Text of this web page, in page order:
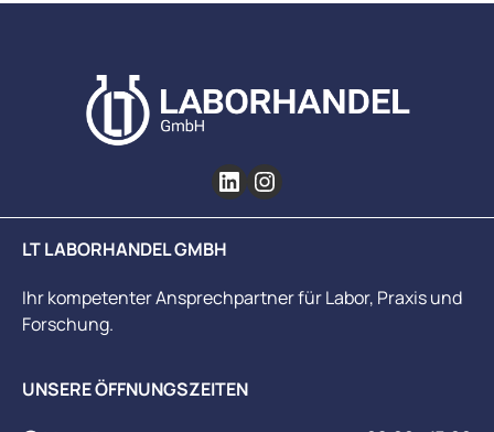
LT LABORHANDEL GMBH
Ihr kompetenter Ansprechpartner für Labor, Praxis und
Forschung.
UNSERE ÖFFNUNGSZEITEN